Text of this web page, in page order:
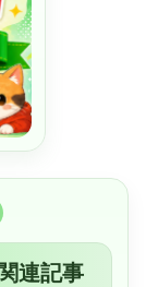
連記事